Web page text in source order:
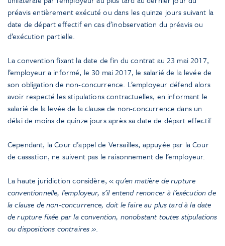
préavis entièrement exécuté ou dans les quinze jours suivant la
date de départ effectif en cas d’inobservation du préavis ou
d’exécution partielle.
La convention fixant la date de fin du contrat au 23 mai 2017,
l’employeur a informé, le 30 mai 2017, le salarié de la levée de
son obligation de non-concurrence. L’employeur défend alors
avoir respecté les stipulations contractuelles, en informant le
salarié de la levée de la clause de non-concurrence dans un
délai de moins de quinze jours après sa date de départ effectif.
Cependant, la Cour d’appel de Versailles, appuyée par la Cour
de cassation, ne suivent pas le raisonnement de l’employeur.
La haute juridiction considère, «qu’en matière de rupture
conventionnelle, l’employeur, s’il entend renoncer à l’exécution de
la clause de non-concurrence, doit le faire au plus tard à la date
de rupture fixée par la convention, nonobstant toutes stipulations
ou dispositions contraires ».